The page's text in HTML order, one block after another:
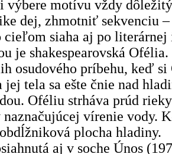
výbere motívu vždy
dej, zhmotniť sekvenciu –
cieľom siaha aj po
je shakespearovská Ofélia.
osudového príbehu, keď si
tela sa ešte čnie nad
Oféliu strháva prúd
naznačujúcej vírenie vody.
plocha hladiny.
aj v soche Únos